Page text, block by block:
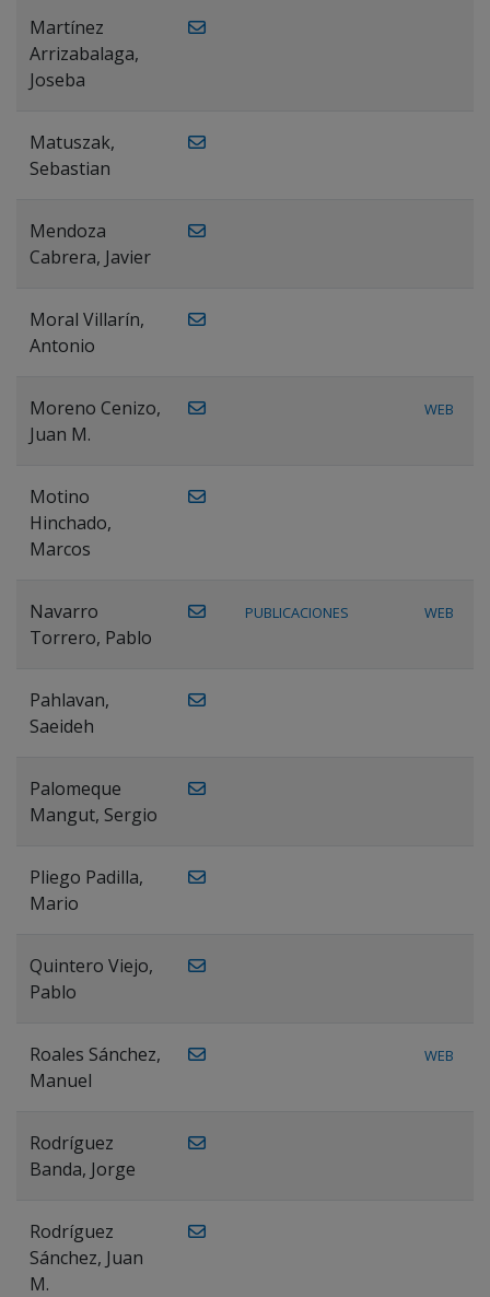
Martínez
Arrizabalaga,
Joseba
Matuszak,
Sebastian
Mendoza
Cabrera, Javier
Moral Villarín,
Antonio
Moreno Cenizo,
Juan M.
WEB
Motino
Hinchado,
Marcos
Navarro
Torrero, Pablo
PUBLICACIONES WEB
Pahlavan,
Saeideh
Palomeque
Mangut, Sergio
Pliego Padilla,
Mario
Quintero Viejo,
Pablo
Roales Sánchez,
Manuel
WEB
Rodríguez
Banda, Jorge
Rodríguez
Sánchez, Juan
M.